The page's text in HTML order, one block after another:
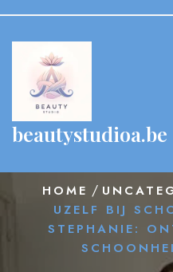
content
beautystudioa.be
HOME /
UZELF BIJ
STEPHANIE: